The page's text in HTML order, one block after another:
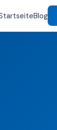
Blog